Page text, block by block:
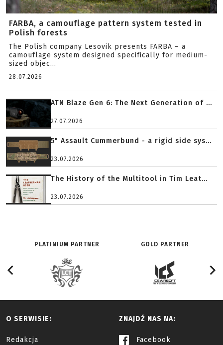
FARBA, a camouflage pattern system tested in
Polish forests
The Polish company Lesovik presents FARBA – a
camouflage system designed specifically for medium-
sized objec...
28.07.2026
ATN Blaze Gen 6: The Next Generation of ...
27.07.2026
5" Assault Cummerbund - a rigid side sys...
23.07.2026
The History of the Multitool in Tim Leat...
23.07.2026
PLATINIUM PARTNER GOLD PARTNER
O SERWISIE:
Redakcja
ZNAJDŹ NAS NA:
Facebook